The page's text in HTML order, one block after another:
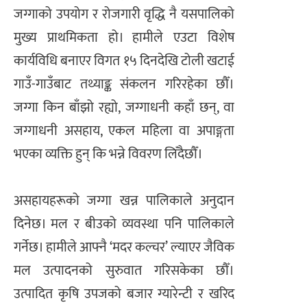
जग्गाको उपयोग र रोजगारी वृद्धि नै यसपालिको
मुख्य प्राथमिकता हो। हामीले एउटा विशेष
कार्यविधि बनाएर विगत १५ दिनदेखि टोली खटाई
गाउँ-गाउँबाट तथ्याङ्क संकलन गरिरहेका छौँ।
जग्गा किन बाँझो रह्यो, जग्गाधनी कहाँ छन्, वा
जग्गाधनी असहाय, एकल महिला वा अपाङ्गता
भएका व्यक्ति हुन् कि भन्ने विवरण लिँदैछौँ।
असहायहरूको जग्गा खन्न पालिकाले अनुदान
दिनेछ। मल र बीउको व्यवस्था पनि पालिकाले
गर्नेछ। हामीले आफ्नै ‘मदर कल्चर’ ल्याएर जैविक
मल उत्पादनको सुरुवात गरिसकेका छौँ।
उत्पादित कृषि उपजको बजार ग्यारेन्टी र खरिद